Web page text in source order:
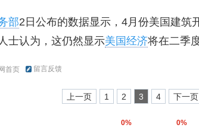
部2日公布的数据显示，4月份美国建筑
士认为，这仍然显示美国经济将在二季
首页 留言反馈
上一页 1 2 3 4 下一页
0% 0%